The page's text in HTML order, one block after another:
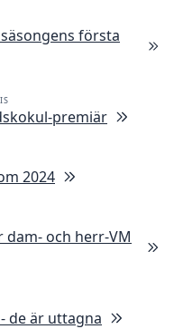
första
premiär
2024
och herr-VM
de är uttagna